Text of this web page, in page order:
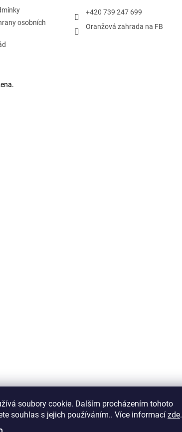
soubory cookie. Dalším procházením tohoto
souhlas s jejich používáním.. Více informací zde.
osobních
+420 739 247 699
Oranžová zahrada na FB